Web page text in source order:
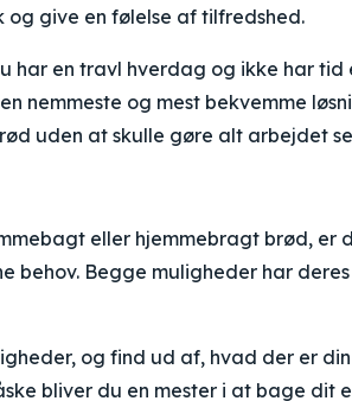
give en følelse af tilfredshed.
har en travl hverdag og ikke har
nemmeste og mest bekvemme
uden at skulle gøre alt arbejdet
eller hjemmebragt brød,
behov. Begge muligheder har
og find ud af, hvad der er
bliver du en mester i at bage dit